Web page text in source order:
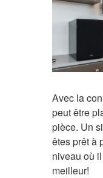
Avec la
peut être
pièce. Un
êtes prêt à
niveau où
meilleur!